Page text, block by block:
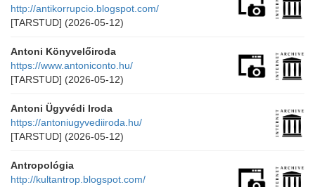
http://antikorrupcio.blogspot.com/
[TARSTUD] (2026-05-12)
Antoni Könyvelőiroda
https://www.antoniconto.hu/
[TARSTUD] (2026-05-12)
Antoni Ügyvédi Iroda
https://antoniugyvediiroda.hu/
[TARSTUD] (2026-05-12)
Antropológia
http://kultantrop.blogspot.com/